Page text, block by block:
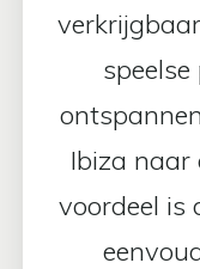
Ibiza naar
voordeel is